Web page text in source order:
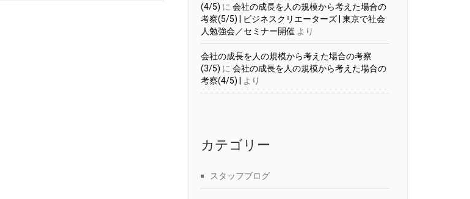
(4/5) に 会社の成長を人の規模から考えた場合の
考察(5/5) | ビジネスクリエーターズ | 東京で社会
人勉強会／セミナー開催 より
会社の成長を人の規模から考えた場合の考察
(3/5) に 会社の成長を人の規模から考えた場合の
考察(4/5) |
より
カテゴリー
スタッフブログ